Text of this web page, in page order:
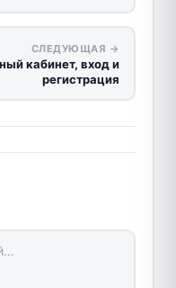
СЛЕДУЮЩАЯ →
кабинет, вход и
регистрация